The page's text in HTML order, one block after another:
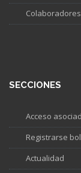
Colaboradores
SECCIONES
Acceso
Registrarse
Actualidad